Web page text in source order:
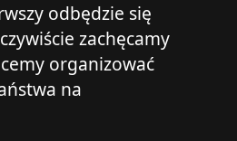
odbędzie się
zachęcamy
organizować
na